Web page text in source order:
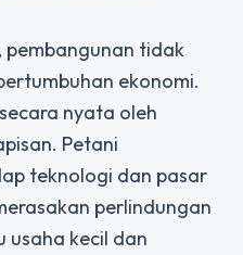
pembangunan tidak
ekonomi.
nyata oleh
Petani
teknologi dan pasar
perlindungan
usaha kecil dan